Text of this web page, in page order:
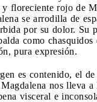
floreciente rojo de
se arrodilla de
por su dolor. Su
como
pura expresión.
es contenido, el de
nos lleva a
visceral e